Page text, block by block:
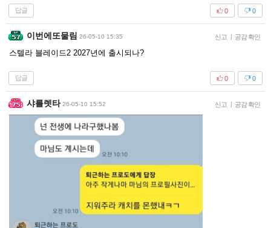
답글 0
0
이번에또물림 26-05-10 15:35 신고 | 공감 확인
스텔라 블레이드2 2027년에 출시되나?
답글 0
0
샤를렛타 26-05-10 15:52 신고 | 공감 확인